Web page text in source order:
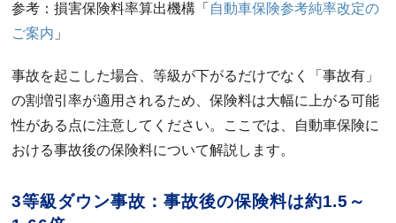
参考：損害保険料率算出機構「 自動車保険参考純率改定の
ご案内 」
事故を起こした場合、等級が下がるだけでなく「事故有」
の割増引率が適用されるため、保険料は大幅に上がる可能
性がある点に注意してください。ここでは、自動車保険に
おける事故後の保険料について解説します。
3等級ダウン事故：事故後の保険料は約1.5～